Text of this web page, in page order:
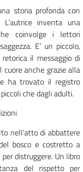
storia profonda con
inventa una
coinvolge i lettori
E’ un piccolo,
il messaggio di
cuore anche grazie alla
ha trovato il registro
che dagli adulti.
nell’atto di abbattere
bosco e costretto a
distruggere. Un libro
del rispetto per